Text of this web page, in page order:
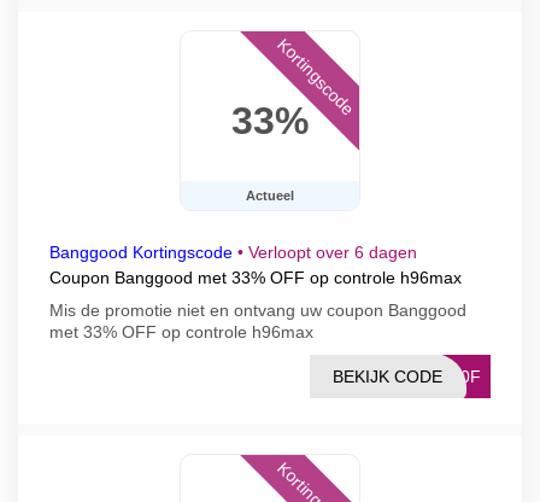
33%
Actueel
Kortingscode
Banggood Kortingscode • Verloopt over 6 dagen
Coupon Banggood met 33% OFF op controle h96max
Mis de promotie niet en ontvang uw coupon Banggood
met 33% OFF op controle h96max
580F
BEKIJK CODE